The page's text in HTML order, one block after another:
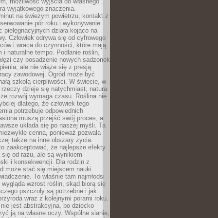
wyjątkowego znaczenia.
na świeżym powietrzu, kontakt z
pór roku i wykonywanie
pielęgnacyjnych działa kojąco na
Człowiek odrywa się od cyfrowego
i wraca do czynności, które mają
i naturalne tempo. Podlanie roślin,
czy posadzenie nowych sadzonek
ale nie wiąże się z presją
zawodowej. Ogród może być
szkołą cierpliwości. W świecie, w
dzieje się natychmiast, natura
rozwój wymaga czasu. Roślina nie
dlatego, że człowiek tego
potrzebuje odpowiednich
muszą przejść swój proces, a
układa się po naszej myśli. Ta
cenna, ponieważ pozwala
także na inne obszary życia.
zaakceptować, że najlepsze efekty
się od razu, ale są wynikiem
i konsekwencji. Dla rodzin z
może stać się miejscem nauki
To właśnie tam najmłodsi
wzrost roślin, skąd biorą się
pszczoły są potrzebne i jak
wraz z kolejnymi porami roku.
jest abstrakcyjna, bo dziecko
ją na własne oczy. Wspólne sianie,